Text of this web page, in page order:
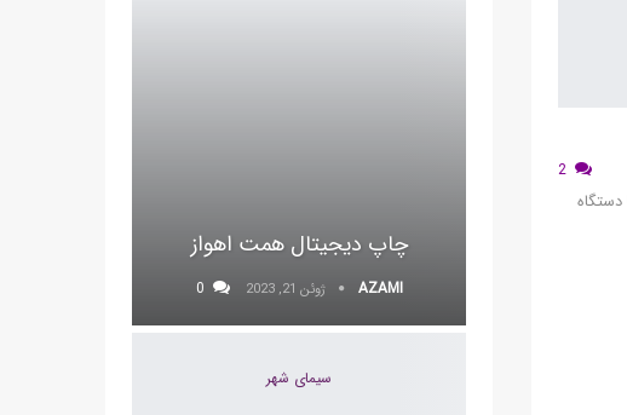
چاپ دیجیتال همت اهواز
AZAMI ژوئن 21, 2023
سیمای شهر